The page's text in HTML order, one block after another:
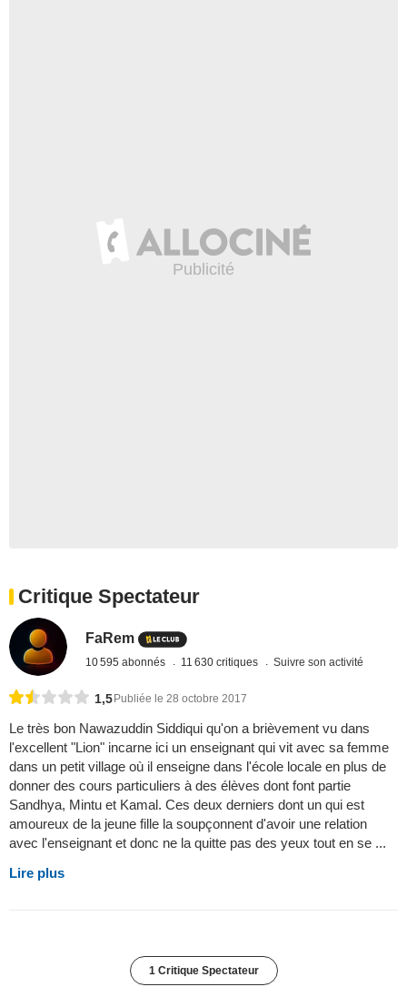
Critique Spectateur
FaRem
10 595 abonnés 11 630 critiques Suivre son activité
1,5 Publiée le 28 octobre 2017
Le très bon Nawazuddin Siddiqui qu'on a brièvement vu dans
l'excellent "Lion" incarne ici un enseignant qui vit avec sa femme
dans un petit village où il enseigne dans l'école locale en plus de
donner des cours particuliers à des élèves dont font partie
Sandhya, Mintu et Kamal. Ces deux derniers dont un qui est
amoureux de la jeune fille la soupçonnent d'avoir une relation
avec l'enseignant et donc ne la quitte pas des yeux tout en se ...
Lire plus
1 Critique Spectateur